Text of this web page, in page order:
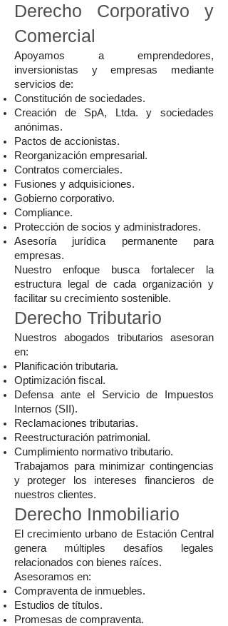
Derecho Corporativo y
Comercial
Apoyamos a emprendedores,
inversionistas y empresas mediante
servicios de:
Constitución de sociedades.
Creación de SpA, Ltda. y sociedades
anónimas.
Pactos de accionistas.
Reorganización empresarial.
Contratos comerciales.
Fusiones y adquisiciones.
Gobierno corporativo.
Compliance.
Protección de socios y administradores.
Asesoría jurídica permanente para
empresas.
Nuestro enfoque busca fortalecer la
estructura legal de cada organización y
facilitar su crecimiento sostenible.
Derecho Tributario
Nuestros abogados tributarios asesoran
en:
Planificación tributaria.
Optimización fiscal.
Defensa ante el Servicio de Impuestos
Internos (SII).
Reclamaciones tributarias.
Reestructuración patrimonial.
Cumplimiento normativo tributario.
Trabajamos para minimizar contingencias
y proteger los intereses financieros de
nuestros clientes.
Derecho Inmobiliario
El crecimiento urbano de Estación Central
genera múltiples desafíos legales
relacionados con bienes raíces.
Asesoramos en:
Compraventa de inmuebles.
Estudios de títulos.
Promesas de compraventa.